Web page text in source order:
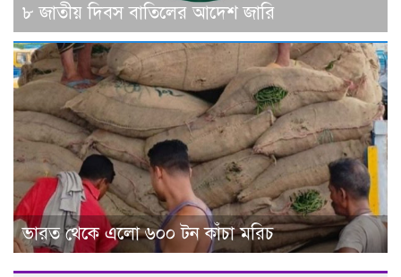
৮ জাতীয় দিবস বাতিলের আদেশ জারি
ভারত থেকে এলো ৬০০ টন কাঁচা মরিচ